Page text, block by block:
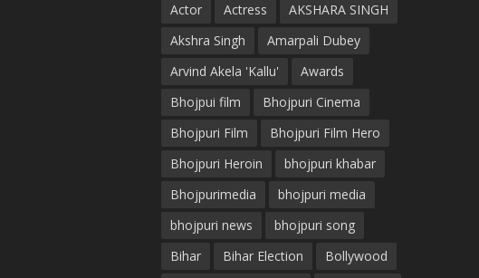
Actor Actress
AKSHARA SINGH
Akshra Singh
Amarpali Dubey
Arvind Akela 'Kallu'
Awards
Bhojpui film
Bhojpuri Cinema
Bhojpuri Film
Bhojpuri Film Hero
Bhojpuri Heroin
bhojpuri khabar
Bhojpurimedia
bhojpuri media
bhojpuri news
bhojpuri song
Bihar
Bihar Election Bollywood